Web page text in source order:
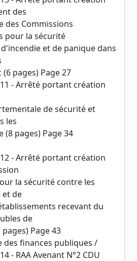
des
des Commissions
pour la sécurité
et de panique dans
pages) Page 27
- Arrêté portant création
de sécurité et
les
(8 pages) Page 34
- Arrêté portant création
la sécurité contre les
et de
recevant du
de
Page 43
des finances publiques /
- RAA Avenant N°2 CDU